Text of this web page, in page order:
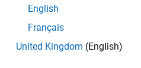
S
English
Français
United Kingdom (English)